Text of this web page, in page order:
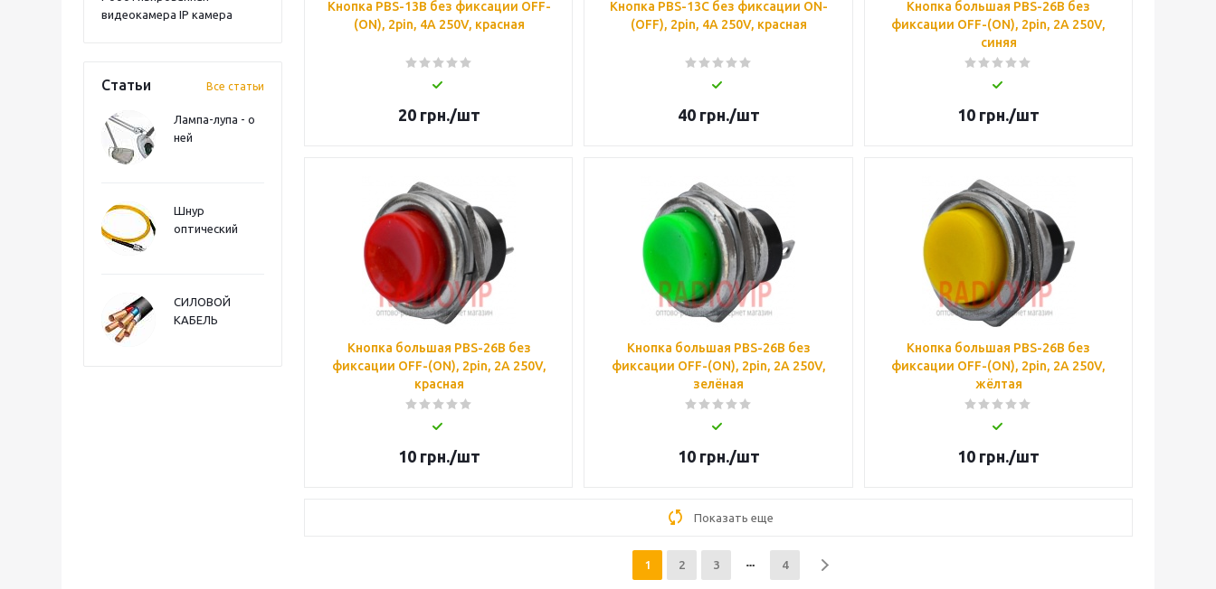
видеокамера IP камера
Статьи Все статьи
Лампа-лупа - о
ней
Шнур
оптический
СИЛОВОЙ
КАБЕЛЬ
Кнопка PBS-13B без фиксации OFF-
(ON), 2pin, 4А 250V, красная
20грн./шт
Кнопка PBS-13C без фиксации ON-
(OFF), 2pin, 4А 250V, красная
40грн./шт
Кнопка большая PBS-26B без
фиксации OFF-(ON), 2pin, 2А 250V,
синяя
10 грн./шт
Кнопка большая PBS-26B без
фиксации OFF-(ON), 2pin, 2А 250V,
красная
10грн./шт
Кнопка большая PBS-26B без
фиксации OFF-(ON), 2pin, 2А 250V,
зелёная
10грн./шт
Кнопка большая PBS-26B без
фиксации OFF-(ON), 2pin, 2А 250V,
жёлтая
10 грн./шт
Показать еще
1 2 3 4